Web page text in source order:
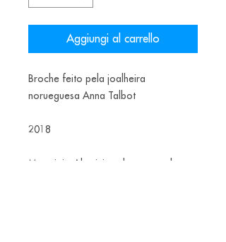
Aggiungi al carrello
Broche feito pela joalheira
norueguesa Anna Talbot
2018
Materiais: Aluminium, brass, steel,